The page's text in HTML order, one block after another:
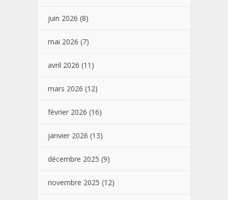
juin 2026 (8)
mai 2026 (7)
avril 2026 (11)
mars 2026 (12)
février 2026 (16)
janvier 2026 (13)
décembre 2025 (9)
novembre 2025 (12)